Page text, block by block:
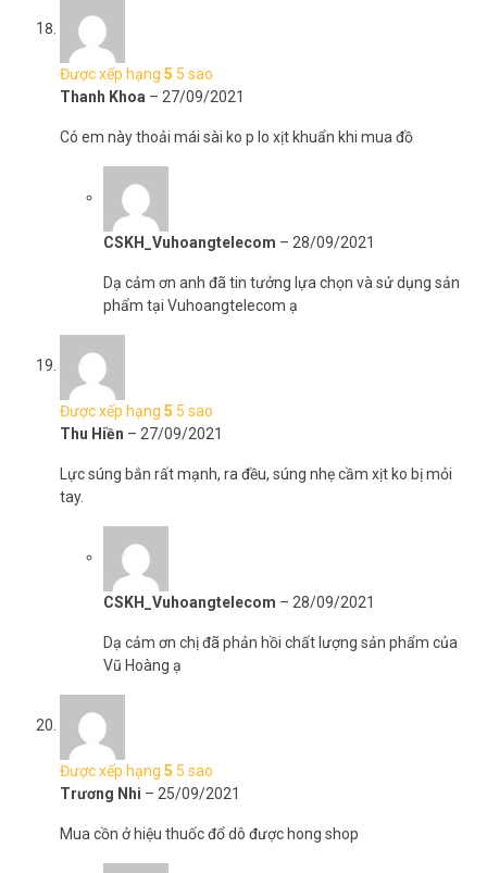
Được xếp hạng 5 5 sao
Thanh Khoa – 27/09/2021
Có em này thoải mái sài ko p lo xịt khuẩn khi mua đồ
CSKH_Vuhoangtelecom – 28/09/2021
Dạ cảm ơn anh đã tin tưởng lựa chọn và sử dụng sản
phẩm tại Vuhoangtelecom ạ
Được xếp hạng 5 5 sao
Thu Hiền – 27/09/2021
Lực súng bắn rất mạnh, ra đều, súng nhẹ cầm xịt ko bị mỏi
tay.
CSKH_Vuhoangtelecom – 28/09/2021
Dạ cảm ơn chị đã phản hồi chất lượng sản phẩm của
Vũ Hoàng ạ
Được xếp hạng 5 5 sao
Trương Nhi – 25/09/2021
Mua cồn ở hiệu thuốc đổ dô được hong shop